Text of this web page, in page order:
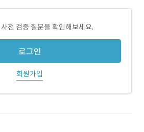
전 검증 질문을 확인해보세요.
로그인
회원가입